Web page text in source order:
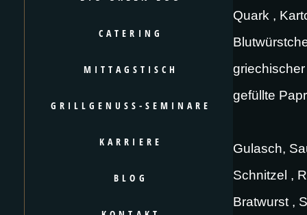
CATERING
MITTAGSTISCH
GRILLGENUSS-SEMINARE
KARRIERE
BLOG
Quark ,
gefüllte
Gulasch,
Schnitzel ,
Bratwurst ,